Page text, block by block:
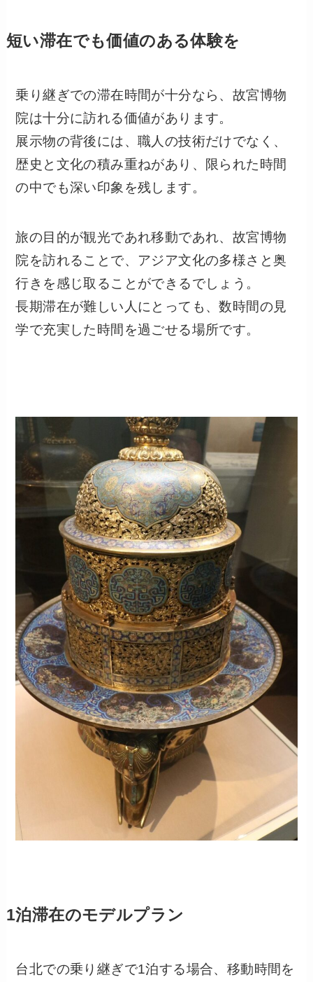
短い滞在でも価値のある体験を
乗り継ぎでの滞在時間が十分なら、故宮博物
院は十分に訪れる価値があります。
展示物の背後には、職人の技術だけでなく、
歴史と文化の積み重ねがあり、限られた時間
の中でも深い印象を残します。
旅の目的が観光であれ移動であれ、故宮博物
院を訪れることで、アジア文化の多様さと奥
行きを感じ取ることができるでしょう。
長期滞在が難しい人にとっても、数時間の見
学で充実した時間を過ごせる場所です。
1泊滞在のモデルプラン
台北での乗り継ぎで1泊する場合、移動時間を